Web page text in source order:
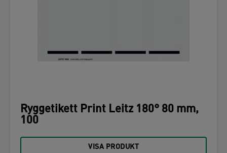
Ryggetikett Print Leitz 180° 80 mm,
100
VISA PRODUKT